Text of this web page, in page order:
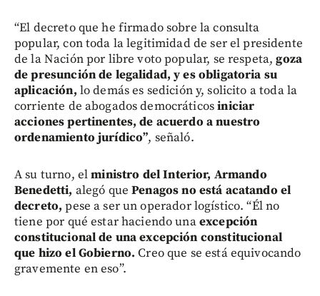
“El decreto que he firmado sobre la consulta
popular, con toda la legitimidad de ser el presidente
de la Nación por libre voto popular, se respeta,goza
de presunción de legalidad, y es obligatoria su
aplicación, lo demás es sedición y, solicito a toda la
corriente de abogados democráticosiniciar
acciones pertinentes, de acuerdo a nuestro
ordenamiento jurídico”, señaló.
A su turno, elministro del Interior, Armando
Benedetti, alegó quePenagos no está acatando el
decreto, pese a ser un operador logístico. “Él no
tiene por qué estar haciendo unaexcepción
constitucional de una excepción constitucional
que hizo el Gobierno.Creo que se está equivocando
gravemente en eso”.